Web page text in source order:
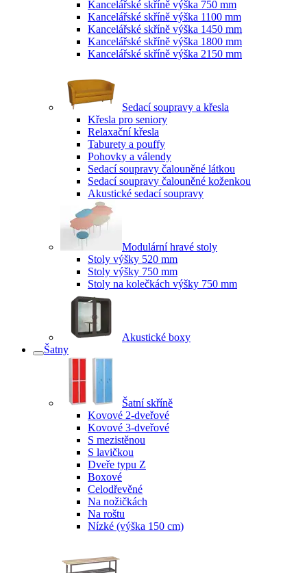
Kancelářské skříně výška 750 mm
Kancelářské skříně výška 1100 mm
Kancelářské skříně výška 1450 mm
Kancelářské skříně výška 1800 mm
Kancelářské skříně výška 2150 mm
Sedací soupravy a křesla
Křesla pro seniory
Relaxační křesla
Taburety a pouffy
Pohovky a válendy
Sedací soupravy čalouněné látkou
Sedací soupravy čalouněné koženkou
Akustické sedací soupravy
Modulární hravé stoly
Stoly výšky 520 mm
Stoly výšky 750 mm
Stoly na kolečkách výšky 750 mm
Akustické boxy
Šatny
Šatní skříně
Kovové 2-dveřové
Kovové 3-dveřové
S mezistěnou
S lavičkou
Dveře typu Z
Boxové
Celodřevěné
Na nožičkách
Na roštu
Nízké (výška 150 cm)